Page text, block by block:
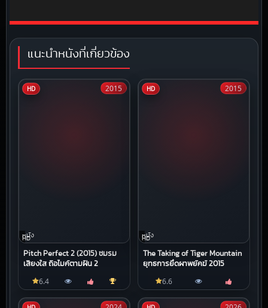
แนะนำหนังที่เกี่ยวข้อง
HD
หนัง
HD
Pitch Perfect 2 (2015) ชมรม
เสียงใส ถือไมค์ตามฝัน 2
2015
6.4
HD
หนัง
HD
The Taking of Tiger Mountain
ยุทธการยึดผาพยัคฆ์ 2015
2015
6.6